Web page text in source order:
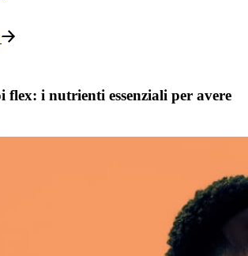
flex: i nutrienti essenziali per avere